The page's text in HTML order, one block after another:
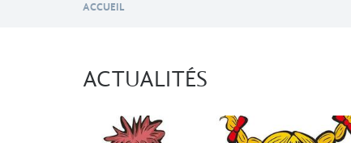
ACCUEIL
ACTUALITÉS